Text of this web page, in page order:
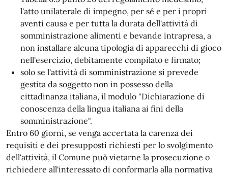
l'atto unilaterale di impegno, ​per sé e per i propri
aventi causa e per tutta la durata dell'attività di
somministrazione alimenti e bevande intrapresa, a
non installare alcuna tipologia di apparecchi di gioco
nell'esercizio, debitamente compilato e firmato;
solo se l'attività di somministrazione si prevede
gestita da soggetto non in possesso della
cittadinanza italiana, il modulo "Dichiarazione di
conoscenza della lingua italiana ai fini della
somministrazione".
Entro 60 giorni, se venga accertata la carenza dei
requisiti e dei presupposti richiesti per lo svolgimento
dell'attività, il Comune può vietarne la prosecuzione o
richiedere all'interessato di conformarla alla normativa